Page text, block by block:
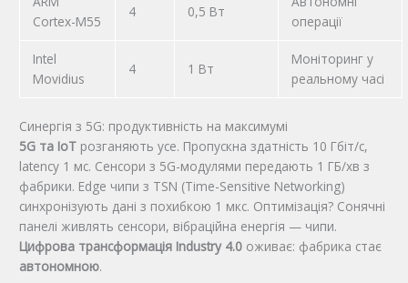
Cortex-M55
4 0,5 Вт
операції
Intel
Movidius
4 1 Вт
Моніторинг у
реальному часі
Синергія з 5G: продуктивність на максимумі
5G та IoT розганяють усе. Пропускна здатність 10 Гбіт/с,
latency 1 мс. Сенсори з 5G-модулями передають 1 ГБ/хв з
фабрики. Edge чипи з TSN (Time-Sensitive Networking)
синхронізують дані з похибкою 1 мкс. Оптимізація? Сонячні
панелі живлять сенсори, вібраційна енергія — чипи.
Цифрова трансформація Industry 4.0 оживає: фабрика стає
автономною.